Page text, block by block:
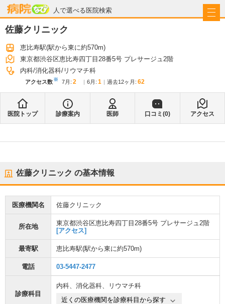
人で選べる医院検索
病院なび
佐藤クリニック
恵比寿駅(駅から東に約570m)
東京都渋谷区恵比寿四丁目28番5号 プレサージュ2階
内科 消化器科 リウマチ科
アクセス数※ 7月 : 2 6月 : 1 過去12ヶ月: 62
医院トップ 診療案内 医師 口コミ(0) アクセス
佐藤クリニック の基本情報
医療機関名 佐藤クリニック
所在地
東京都渋谷区恵比寿四丁目28番5号 プレサージュ2階
[アクセス]
最寄駅 恵比寿駅(駅から東に約570m)
電話 03-5447-2477
診療科目
内科、 消化器科、
リウマチ科
近くの医療機関を診療科目から探す